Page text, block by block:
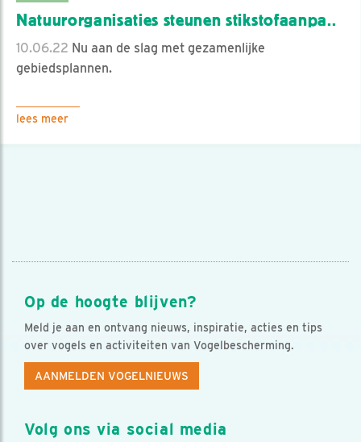
Natuurorganisaties steunen stikstofaanpa..
10.06.22 Nu aan de slag met gezamenlijke
gebiedsplannen.
lees meer
Op de hoogte blijven?
Meld je aan en ontvang nieuws, inspiratie, acties en tips
over vogels en activiteiten van Vogelbescherming.
AANMELDEN VOGELNIEUWS
Volg ons via social media